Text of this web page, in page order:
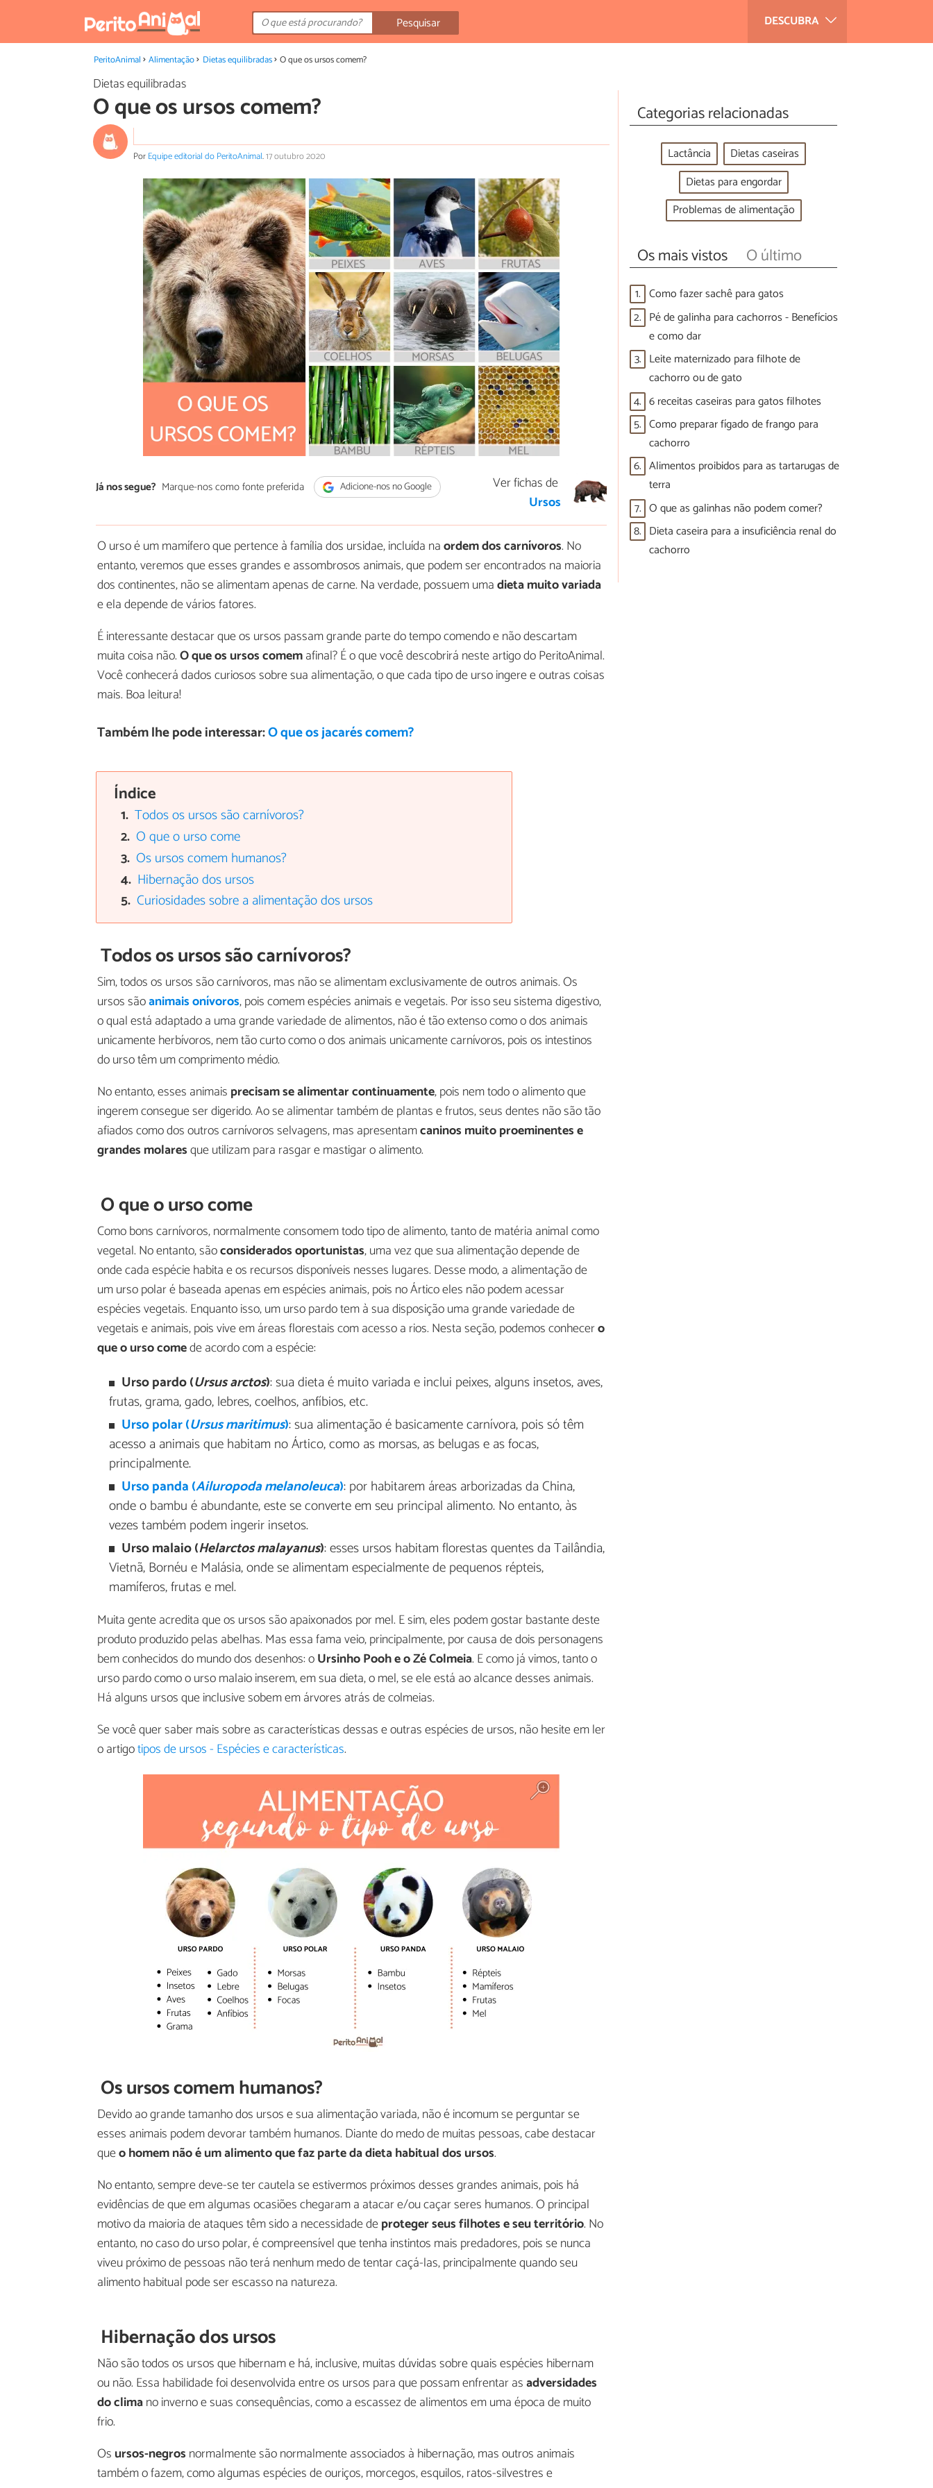
DESCUBRA
Pesquisar
PeritoAnimal Alimentação Dietas equilibradas O que os ursos comem?
Dietas equilibradas
O que os ursos comem?
PorEquipe editorial do PeritoAnimal.17 outubro 2020
Já nos segue? Marque-nos como fonte preferida Adicione-nos no Google
Ver fichas de
Ursos
O urso é um mamífero que pertence à família dos ursidae, incluída naordem dos carnívoros. No
entanto, veremos que esses grandes e assombrosos animais, que podem ser encontrados na maioria
dos continentes, não se alimentam apenas de carne. Na verdade, possuem umadieta muito variada
e ela depende de vários fatores.
É interessante destacar que os ursos passam grande parte do tempo comendo e não descartam
muita coisa não.O que os ursos comemafinal? É o que você descobrirá neste artigo do PeritoAnimal.
Você conhecerá dados curiosos sobre sua alimentação, o que cada tipo de urso ingere e outras coisas
mais. Boa leitura!
Também lhe pode interessar:O que os jacarés comem?
Índice
Todos os ursos são carnívoros?
O que o urso come
Os ursos comem humanos?
Hibernação dos ursos
Curiosidades sobre a alimentação dos ursos
Todos os ursos são carnívoros?
Sim, todos os ursos são carnívoros, mas não se alimentam exclusivamente de outros animais. Os
ursos sãoanimais onívoros, pois comem espécies animais e vegetais. Por isso seu sistema digestivo,
o qual está adaptado a uma grande variedade de alimentos, não é tão extenso como o dos animais
unicamente herbívoros, nem tão curto como o dos animais unicamente carnívoros, pois os intestinos
do urso têm um comprimento médio.
No entanto, esses animais precisam se alimentar continuamente, pois nem todo o alimento que
ingerem consegue ser digerido. Ao se alimentar também de plantas e frutos, seus dentes não são tão
afiados como dos outros carnívoros selvagens, mas apresentamcaninos muito proeminentes e
grandes molaresque utilizam para rasgar e mastigar o alimento.
O que o urso come
Como bons carnívoros, normalmente consomem todo tipo de alimento, tanto de matéria animal como
vegetal. No entanto, sãoconsiderados oportunistas, uma vez que sua alimentação depende de
onde cada espécie habita e os recursos disponíveis nesses lugares. Desse modo, a alimentação de
um urso polar é baseada apenas em espécies animais, pois no Ártico eles não podem acessar
espécies vegetais. Enquanto isso, um urso pardo tem à sua disposição uma grande variedade de
vegetais e animais, pois vive em áreas florestais com acesso a rios. Nesta seção, podemos conhecero
que o urso comede acordo com a espécie:
Urso pardo (Ursus arctos): sua dieta é muito variada e inclui peixes, alguns insetos, aves,
frutas, grama, gado, lebres, coelhos, anfíbios, etc.
Urso polar (Ursus maritimus): sua alimentação é basicamente carnívora, pois só têm
acesso a animais que habitam no Ártico, como as morsas, as belugas e as focas,
principalmente.
Urso panda (Ailuropoda melanoleuca): por habitarem áreas arborizadas da China,
onde o bambu é abundante, este se converte em seu principal alimento. No entanto, às
vezes também podem ingerir insetos.
Urso malaio (Helarctos malayanus): esses ursos habitam florestas quentes da Tailândia,
Vietnã, Bornéu e Malásia, onde se alimentam especialmente de pequenos répteis,
mamíferos, frutas e mel.
Muita gente acredita que os ursos são apaixonados por mel. E sim, eles podem gostar bastante deste
produto produzido pelas abelhas. Mas essa fama veio, principalmente, por causa de dois personagens
bem conhecidos do mundo dos desenhos: oUrsinho Pooh e o Zé Colmeia. E como já vimos, tanto o
urso pardo como o urso malaio inserem, em sua dieta, o mel, se ele está ao alcance desses animais.
Há alguns ursos que inclusive sobem em árvores atrás de colmeias.
Se você quer saber mais sobre as características dessas e outras espécies de ursos, não hesite em ler
o artigotipos de ursos - Espécies e características.
Os ursos comem humanos?
Devido ao grande tamanho dos ursos e sua alimentação variada, não é incomum se perguntar se
esses animais podem devorar também humanos. Diante do medo de muitas pessoas, cabe destacar
queo homem não é um alimento que faz parte da dieta habitual dos ursos.
No entanto, sempre deve-se ter cautela se estivermos próximos desses grandes animais, pois há
evidências de que em algumas ocasiões chegaram a atacar e/ou caçar seres humanos. O principal
motivo da maioria de ataques têm sido a necessidade deproteger seus filhotes e seu território. No
entanto, no caso do urso polar, é compreensível que tenha instintos mais predadores, pois se nunca
viveu próximo de pessoas não terá nenhum medo de tentar caçá-las, principalmente quando seu
alimento habitual pode ser escasso na natureza.
Hibernação dos ursos
Não são todos os ursos que hibernam e há, inclusive, muitas dúvidas sobre quais espécies hibernam
ou não. Essa habilidade foi desenvolvida entre os ursos para que possam enfrentar asadversidades
do climano inverno e suas consequências, como a escassez de alimentos em uma época de muito
frio.
Os ursos-negros normalmente são normalmente associados à hibernação, mas outros animais
também o fazem, como algumas espécies de ouriços, morcegos, esquilos, ratos-silvestres e
Categorias relacionadas
Lactância
Dietas caseiras
Dietas para engordar
Problemas de alimentação
Os mais vistos O último
1. Como fazer sachê para gatos
2. Pé de galinha para cachorros - Benefícios
e como dar
3. Leite maternizado para filhote de
cachorro ou de gato
4. 6 receitas caseiras para gatos filhotes
5. Como preparar fígado de frango para
cachorro
6. Alimentos proibidos para as tartarugas de
terra
7. O que as galinhas não podem comer?
8. Dieta caseira para a insuficiência renal do
cachorro